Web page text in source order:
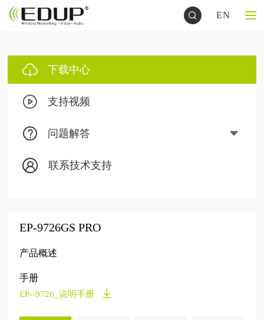
EN
下载中心
支持视频
问题解答
联系技术支持
EP-9726GS PRO
产品概述
手册
EP--9726_说明手册